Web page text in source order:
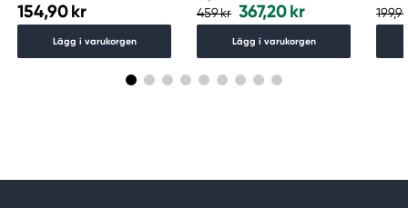
154,90 kr
Lägg i varukorgen
459 kr 367,20 kr
Lägg i varukorgen